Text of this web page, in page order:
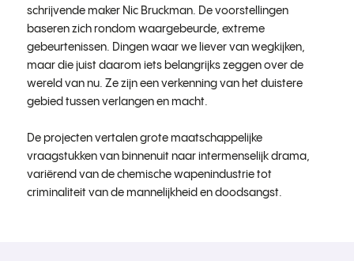
schrijvende maker Nic Bruckman. De voorstellingen
baseren zich rondom waargebeurde, extreme
gebeurtenissen. Dingen waar we liever van wegkijken,
maar die juist daarom iets belangrijks zeggen over de
wereld van nu. Ze zijn een verkenning van het duistere
gebied tussen verlangen en macht.
De projecten vertalen grote maatschappelijke
vraagstukken van binnenuit naar intermenselijk drama,
variërend van de chemische wapenindustrie tot
criminaliteit van de mannelijkheid en doodsangst.